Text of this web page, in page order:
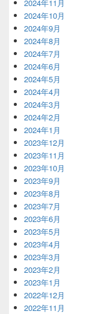
2024年11月
2024年10月
2024年9月
2024年8月
2024年7月
2024年6月
2024年5月
2024年4月
2024年3月
2024年2月
2024年1月
2023年12月
2023年11月
2023年10月
2023年9月
2023年8月
2023年7月
2023年6月
2023年5月
2023年4月
2023年3月
2023年2月
2023年1月
2022年12月
2022年11月